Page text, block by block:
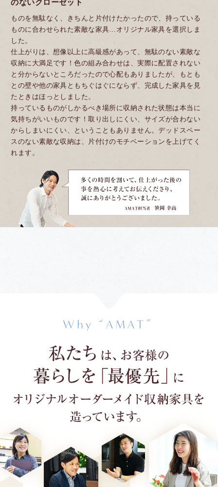
のないクローゼット
ものを無駄なく、きちんと片付けたかったので、持っている
ものに合わせられた素敵な家具…オリジナル家具を選択しま
した。
仕上がりは、想像以上に高級感があって、無駄のない素敵な
収納に大満足です！色の組み合わせは、実際に配置されない
と分からないところだったので心配もありましたが、もとも
との壁や他の家具ともちぐはぐにならず、完成した家具を見
たときはほっとしました。
持っているものがしかるべき場所に収納された状態は本当に
気持ちがいいものです！取り出しにくい、サイズが合わない
からしまいにくい、ということもありません。デッドスペー
スのない素敵な収納は、片付けのモチベーションを上げてく
れます。